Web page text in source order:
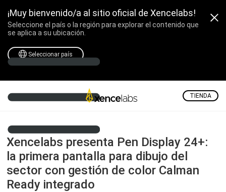
¡Muy bienvenido/a al sitio oficial de Xencelabs!
Seleccione el país o la región para explorar el contenido que
se aplica a su ubicación.
Seleccionar país
TIENDA
Xencelabs presenta Pen Display 24+:
la primera pantalla para dibujo del
sector con gestión de color Calman
Ready integrado